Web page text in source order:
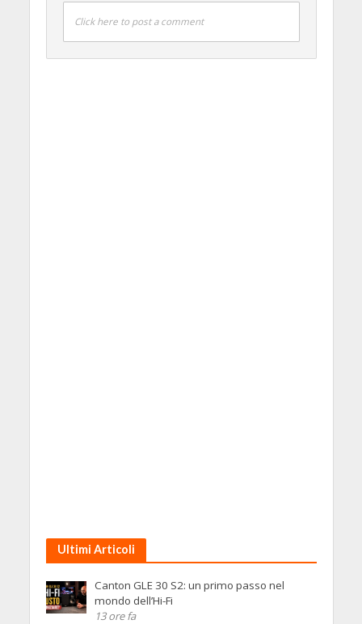
Click here to post a comment
Ultimi Articoli
Canton GLE 30 S2: un primo passo nel
mondo dell’Hi-Fi
13 ore fa